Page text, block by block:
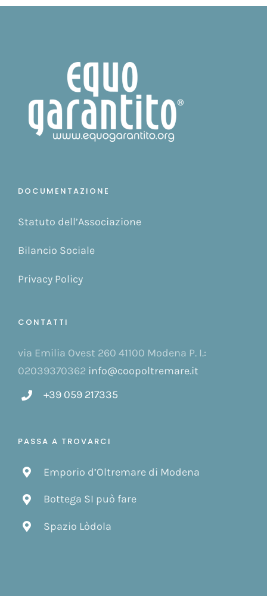
DOCUMENTAZIONE
Statuto dell’Associazione
Bilancio Sociale
Privacy Policy
CONTATTI
via Emilia Ovest 260 41100 Modena P. I.:
02039370362 info@coopoltremare.it
+39 059 217335
PASSA A TROVARCI
Emporio d’Oltremare di Modena
Bottega SI può fare
Spazio Lòdola